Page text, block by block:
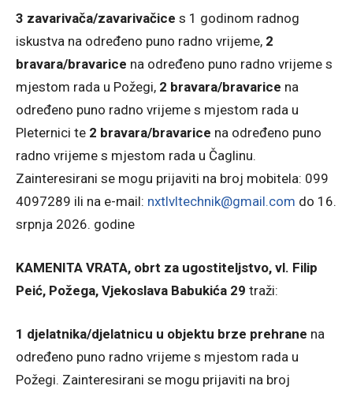
3 zavarivača/zavarivačice s 1 godinom radnog
iskustva na određeno puno radno vrijeme, 2
bravara/bravarice na određeno puno radno vrijeme s
mjestom rada u Požegi, 2 bravara/bravarice na
određeno puno radno vrijeme s mjestom rada u
Pleternici te 2 bravara/bravarice na određeno puno
radno vrijeme s mjestom rada u Čaglinu.
Zainteresirani se mogu prijaviti na broj mobitela: 099
4097289 ili na e-mail: nxtlvltechnik@gmail.com do 16.
srpnja 2026. godine
KAMENITA VRATA, obrt za ugostiteljstvo, vl. Filip
Peić, Požega, Vjekoslava Babukića 29 traži:
1 djelatnika/djelatnicu u objektu brze prehrane na
određeno puno radno vrijeme s mjestom rada u
Požegi. Zainteresirani se mogu prijaviti na broj